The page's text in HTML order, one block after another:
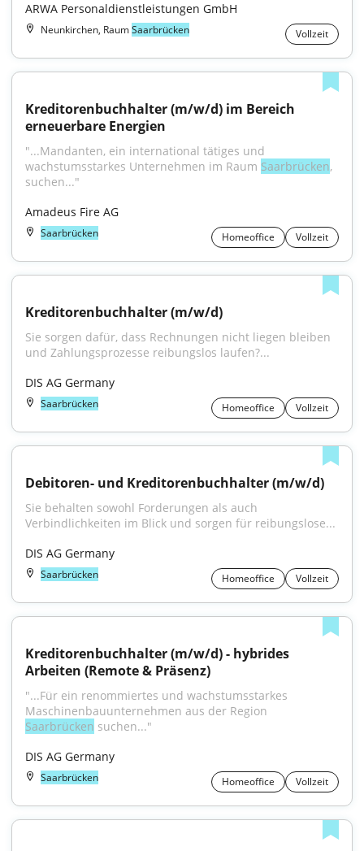
ARWA Personaldienstleistungen GmbH
Neunkirchen, RaumSaarbrücken Vollzeit
Kreditorenbuchhalter (m/w/d) im Bereich
erneuerbare Energien
"...Mandanten, ein international tätiges und
wachstumsstarkes Unternehmen im Raum Saarbrücken,
suchen..."
Amadeus Fire AG
Saarbrücken Homeoffice Vollzeit
Kreditorenbuchhalter (m/w/d)
Sie sorgen dafür, dass Rechnungen nicht liegen bleiben
und Zahlungsprozesse reibungslos laufen?...
DIS AG Germany
Saarbrücken Homeoffice Vollzeit
Debitoren- und Kreditorenbuchhalter (m/w/d)
Sie behalten sowohl Forderungen als auch
Verbindlichkeiten im Blick und sorgen für reibungslose...
DIS AG Germany
Saarbrücken Homeoffice Vollzeit
Kreditorenbuchhalter (m/w/d) - hybrides
Arbeiten (Remote & Präsenz)
"...Für ein renommiertes und wachstumsstarkes
Saarbrücken suchen..."
DIS AG Germany
Saarbrücken Homeoffice Vollzeit